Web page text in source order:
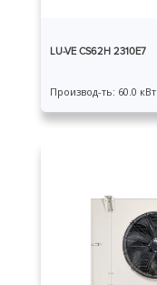
LU-VE CS62H 2310E7
Производ-ть: 60.0 кВт